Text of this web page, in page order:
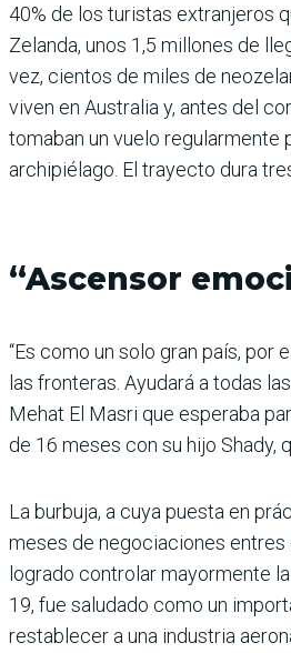
40% de los turistas extranjeros
Zelanda, unos 1,5 millones de
vez, cientos de miles de
viven en Australia y, antes del
tomaban un vuelo regularmente
archipiélago. El trayecto dura
“Ascensor
“Es como un solo gran país, por
las fronteras. Ayudará a todas
Mehat El Masri que esperaba
de 16 meses con su hijo Shady,
La burbuja, a cuya puesta en
meses de negociaciones entres
logrado controlar mayormente
19, fue saludado como un
restablecer a una industria